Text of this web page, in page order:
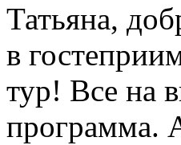
Татьяна,
в
тур! Все на
программа.